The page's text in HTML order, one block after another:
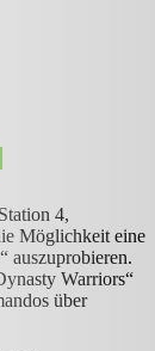
4,
Möglichkeit eine
auszuprobieren.
Warriors“
über